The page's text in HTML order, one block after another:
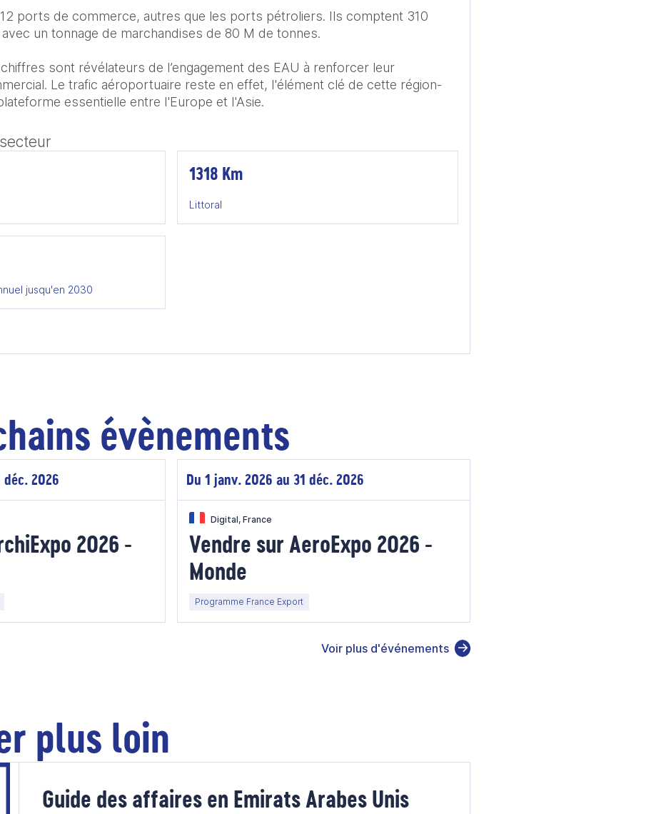
ports de commerce, autres que les ports pétroliers. Ils comptent 310
un tonnage de marchandises de 80 M de tonnes.
sont révélateurs de l’engagement des EAU à renforcer leur
Le trafic aéroportuaire reste en effet, l'élément clé de cette région-
essentielle entre l'Europe et l'Asie.
1318 Km
Littoral
jusqu'en 2030
évènements
déc. 2026
2026 -
Du 1 janv. 2026 au 31 déc. 2026
Digital, France
Vendre sur AeroExpo 2026 -
Monde
Programme France Export
Voir plus d'événements
plus loin
Guide des affaires en Emirats Arabes Unis